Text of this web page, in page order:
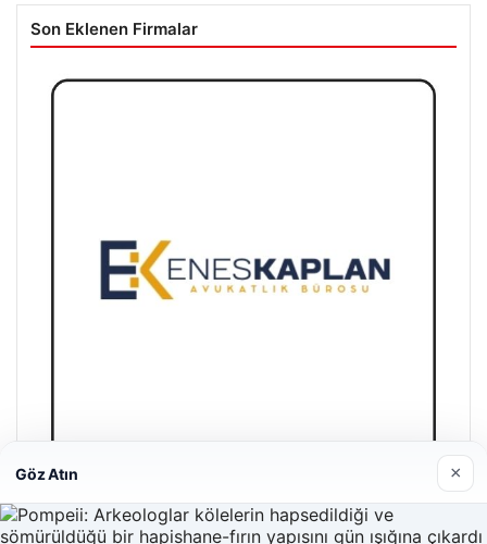
Son Eklenen Firmalar
Enes Kaplan Avukatlık Bürosu
28/04/2026
Göz Atın ×